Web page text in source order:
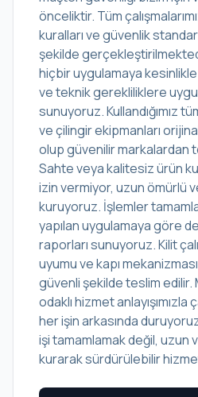
önceliktir. Tüm
kuralları ve güvenlik
şekilde
hiçbir uygulamaya
ve teknik gerekliliklere
sunuyoruz. Kullandığımız
ve çilingir ekipmanları
olup güvenilir markalardan
Sahte veya kalitesiz ürün
izin vermiyor, uzun ömürlü
kuruyoruz. İşlemler
yapılan uygulamaya göre
raporları sunuyoruz. Kilit
uyumu ve kapı
güvenli şekilde teslim
odaklı hizmet anlayışımızla
her işin arkasında
işi tamamlamak değil, uzun
kurarak sürdürülebilir